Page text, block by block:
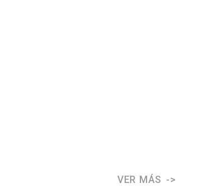
VER MÁS